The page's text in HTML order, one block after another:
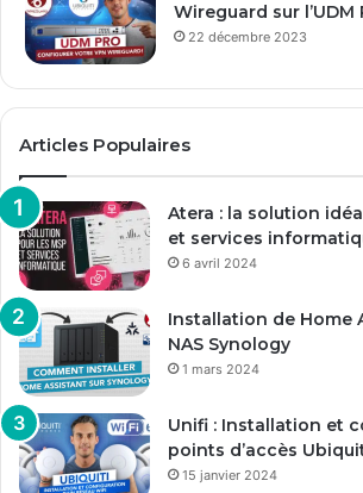
Wireguard sur l’UDM
22 décembre 2023
Articles Populaires
Atera : la solution
et services
6 avril 2024
Installation de Home
NAS Synology
1 mars 2024
Unifi : Installation et
points d’accès
15 janvier 2024